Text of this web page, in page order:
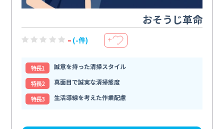
おそうじ革命
- (-件) ＋
特⻑1
誠意を持った清掃スタイル
特⻑2
真面目で誠実な清掃態度
特⻑3
生活導線を考えた作業配慮